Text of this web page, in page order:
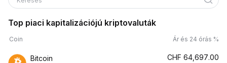
Top piaci kapitalizációjú kriptovaluták
Coin Ár és 24 órás %
Bitcoin CHF 64,697.00